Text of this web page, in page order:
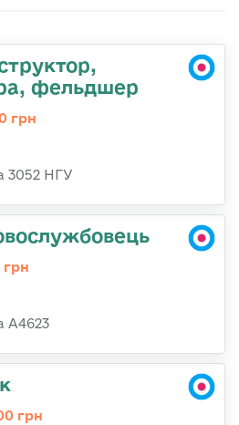
фельдшер
грн
3052 НГУ
грн
А4623
грн